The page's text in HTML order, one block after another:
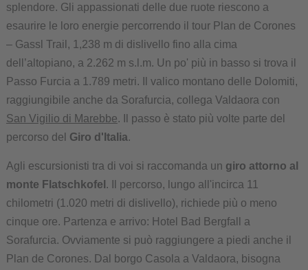
splendore. Gli appassionati delle due ruote riescono a
esaurire le loro energie percorrendo il tour Plan de Corones
– Gassl Trail, 1,238 m di dislivello fino alla cima
dell’altopiano, a 2.262 m s.l.m. Un po' più in basso si trova il
Passo Furcia a 1.789 metri. Il valico montano delle Dolomiti,
raggiungibile anche da Sorafurcia, collega Valdaora con
San Vigilio di Marebbe. Il passo è stato più volte parte del
percorso del Giro d'Italia.
Agli escursionisti tra di voi si raccomanda un giro attorno al
monte Flatschkofel . Il percorso, lungo all'incirca 11
chilometri (1.020 metri di dislivello), richiede più o meno
cinque ore. Partenza e arrivo: Hotel Bad Bergfall a
Sorafurcia. Ovviamente si può raggiungere a piedi anche il
Plan de Corones. Dal borgo Casola a Valdaora, bisogna